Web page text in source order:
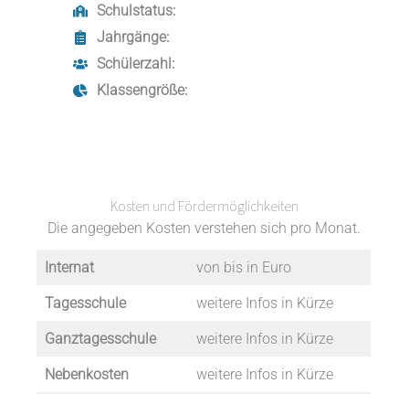
Schulstatus:
Jahrgänge:
Schülerzahl:
Klassengröße:
Kosten und Fördermöglichkeiten
Die angegeben Kosten verstehen sich pro Monat.
Internat von bis in Euro
Tagesschule weitere Infos in Kürze
Ganztagesschule weitere Infos in Kürze
Nebenkosten weitere Infos in Kürze